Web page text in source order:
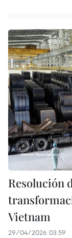
Resolución
Vietnam
29/04/2026 03:59